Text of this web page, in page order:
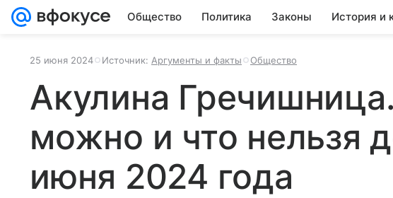
Общество Политика Законы История и
25 июня 2024 Источник: Аргументы и факты Общество
Акулина
можно и что нельзя
июня 2024 года